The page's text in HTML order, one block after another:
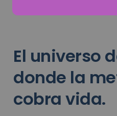
El universo
donde la
cobra vida.